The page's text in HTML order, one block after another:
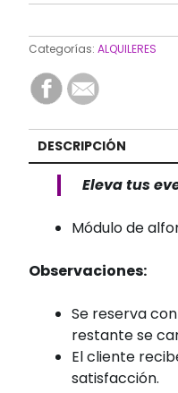
Categorías: ALQUILERES
DESCRIPCIÓN
Eleva tus
Módulo de
Observaciones:
Se reserva
restante se
El cliente
satisfacción.